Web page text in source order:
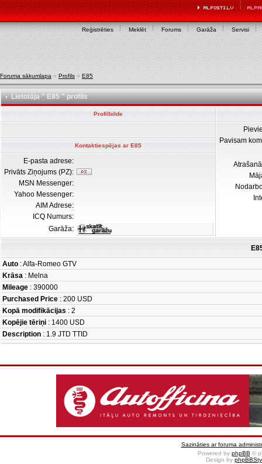
Reģistrēties Meklēt Forums Garāža Servisi
Foruma sākumlapa » Profils » E85
Lietotāja " E85 " profils
Profilbilde
Pavisam
Kontaktiespējas ar E85
E-pasta adrese:
Privāts Ziņojums (PZ):
MSN Messenger:
Yahoo Messenger:
AIM Adrese:
ICQ Numurs:
Garāža:
Auto : Alfa-Romeo GTV
Krāsa : Melna
Mileage : 390000
Purchased Price : 200 USD
Kopā modifikācijas : 2
Kopējie tēriņi : 1400 USD
Description : 1.9 JTD TTID
Sazināties ar foruma
Powered by phpBB ©
Design by